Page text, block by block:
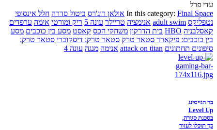
עדי פרל
In this category: Final Space אולאן רוג'רס ביטול סדרה חלל אינסופי
נטפליקס adult swim אנימציה טריילר עונה 5 ריק ומורטי אימה ערפדים
קאסלבניה HBO בית הדרקון משחקי הכס קאסט מסע בין כוכבים מסע
בין כוכבים: פיקארד סטאר טרק סטאר טרק: דיסקוברי סטאר טרק:
סיפונים תחתונים attack on titan אנימה מנגה עונה 4
בר הגיימינג
Level Up
בסכנת סגירה,
כך תוכלו לעזור